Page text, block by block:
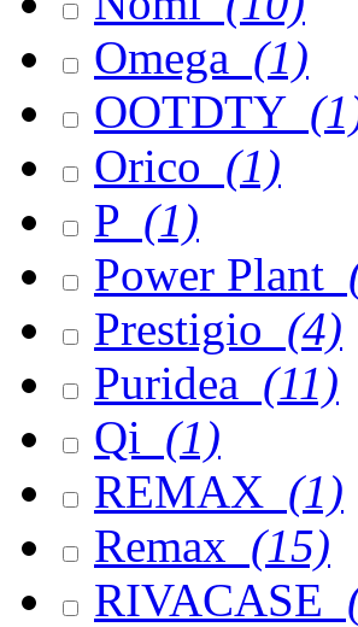
Omega (1)
OOTDTY
Orico (1)
P (1)
Power Plant
Prestigio (4)
Puridea (11)
Qi (1)
REMAX (1)
Remax (15)
RIVACASE